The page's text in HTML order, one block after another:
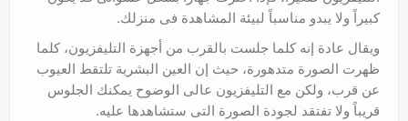
كبيراً ولا يبدو مناسباً لبيئة المشاهدة فى منزلك.
ويقال عادة إنه كلما جلست بالقرب من أجهزة التليفزيون، كلما
ظهرت الصورة متدهورة، حيث إن العين البشرية تلتقط العيوب
عن قرب، ولكن مع التليفزيون عالى الوضوح يمكنك الجلوس
قريباً ولا تفتقد لجودة الصورة التى ستشاهدها عليه.